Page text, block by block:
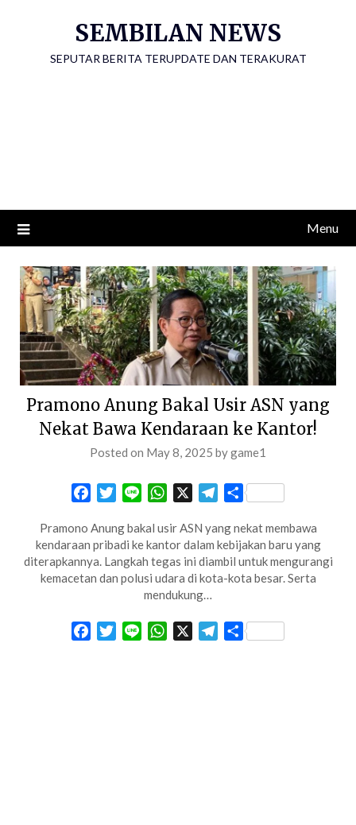
SEMBILAN NEWS
SEPUTAR BERITA TERUPDATE DAN TERAKURAT
Menu
Pramono Anung Bakal Usir ASN yang
Nekat Bawa Kendaraan ke Kantor!
Posted on May 8, 2025 bygame1
FacebookTwitterLine WhatsApp Telegram
Share
Pramono Anung bakal usir ASN yang nekat membawa
kendaraan pribadi ke kantor dalam kebijakan baru yang
diterapkannya. Langkah tegas ini diambil untuk mengurangi
kemacetan dan polusi udara di kota-kota besar. Serta
mendukung…
FacebookTwitterLine WhatsApp Telegram
Share